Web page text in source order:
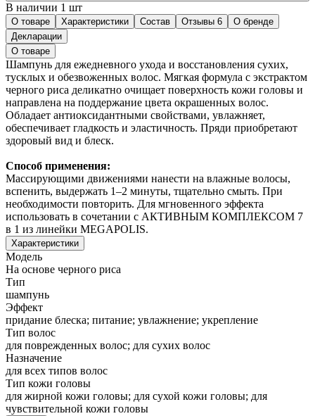
В наличии 1 шт
О товаре Характеристики Состав Отзывы 6
О бренде
Декларации
О товаре
Шампунь для ежедневного ухода и восстановления сухих,
тусклых и обезвоженных волос. Мягкая формула с экстрактом
черного риса деликатно очищает поверхность кожи головы и
направлена на поддержание цвета окрашенных волос.
Обладает антиоксидантными свойствами, увлажняет,
обеспечивает гладкость и эластичность. Пряди приобретают
здоровый вид и блеск.
Способ применения:
Массирующими движениями нанести на влажные волосы,
вспенить, выдержать 1–2 минуты, тщательно смыть. При
необходимости повторить. Для мгновенного эффекта
использовать в сочетании с АКТИВНЫМ КОМПЛЕКСОМ 7
в 1 из линейки MEGAPOLIS.
Характеристики
Модель
На основе черного риса
Тип
шампунь
Эффект
придание блеска; питание; увлажнение; укрепление
Тип волос
для поврежденных волос; для сухих волос
Назначение
для всех типов волос
Тип кожи головы
для жирной кожи головы; для сухой кожи головы; для
чувствительной кожи головы